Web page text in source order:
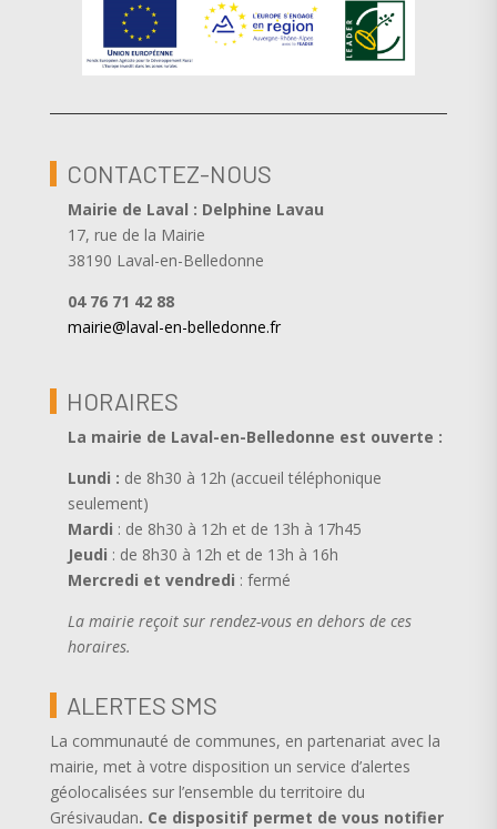
CONTACTEZ-NOUS
Mairie de Laval : Delphine Lavau
17, rue de la Mairie
38190 Laval-en-Belledonne
04 76 71 42 88
mairie@laval-en-belledonne.fr
HORAIRES
La mairie de Laval-en-Belledonne est ouverte :
Lundi : de 8h30 à 12h (accueil téléphonique
seulement)
Mardi : de 8h30 à 12h et de 13h à 17h45
Jeudi : de 8h30 à 12h et de 13h à 16h
Mercredi et vendredi : fermé
La mairie reçoit sur rendez-vous en dehors de ces
horaires.
ALERTES SMS
La communauté de communes, en partenariat avec la
mairie, met à votre disposition un service d’alertes
géolocalisées sur l’ensemble du territoire du
Grésivaudan. Ce dispositif permet de vous notifier